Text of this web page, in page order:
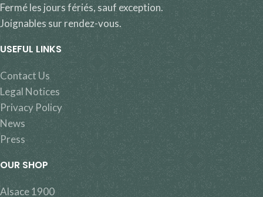
Fermé les jours fériés, sauf exception.
Joignables sur rendez-vous.
USEFUL LINKS
Contact Us
Legal Notices
Privacy Policy
News
Press
OUR SHOP
Alsace 1900